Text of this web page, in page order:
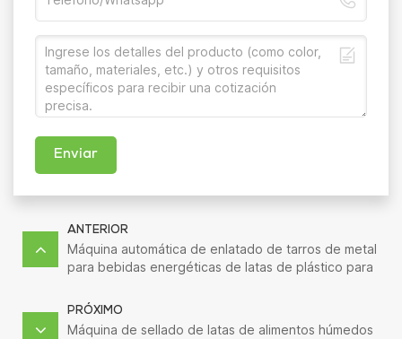
Enviar
ANTERIOR
Máquina automática de enlatado de tarros de metal
para bebidas energéticas de latas de plástico para
PRÓXIMO
Máquina de sellado de latas de alimentos húmedos